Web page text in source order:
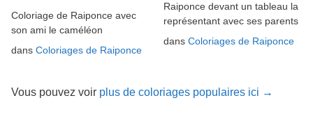
Coloriage de Raiponce avec
son ami le caméléon
dans Coloriages de Raiponce
Raiponce devant un tableau la
représentant avec ses parents
dans Coloriages de Raiponce
Vous pouvez voir plus de coloriages populaires ici →